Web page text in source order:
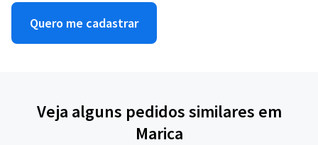
Quero me cadastrar
Veja alguns pedidos similares em
Marica